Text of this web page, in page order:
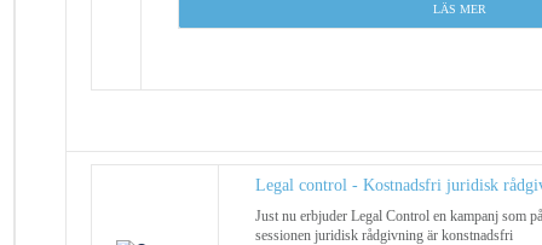
LÄS MER
Legal control - Kostnadsfri juridisk
Just nu erbjuder Legal Control en kampanj som
sessionen juridisk rådgivning är konstnadsfri